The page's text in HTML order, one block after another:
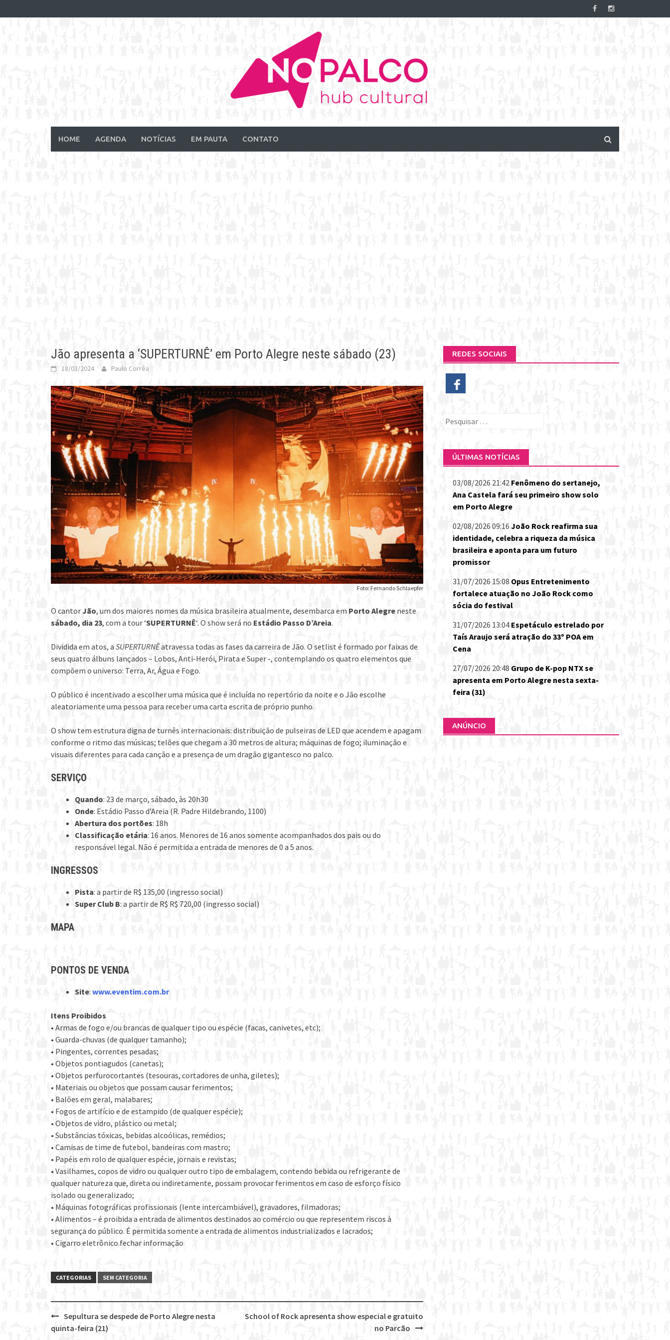
to
HOME AGENDA NOTÍCIAS EM PAUTA CONTATO
Jão apresenta a ‘SUPERTURNÊ’ em Porto Alegre neste sábado (23)
18/03/2024 Paulo Corrêa
Foto: Fernando Schlaepfer
O cantorJão, um dos maiores nomes da música brasileira atualmente, desembarca em Porto Alegre neste
sábado, dia 23, com a tour ‘SUPERTURNÊ‘. O show será no Estádio Passo D’Areia.
Dividida em atos, aSUPERTURNÊatravessa todas as fases da carreira de Jão. O setlist é formado por faixas de
seus quatro álbuns lançados – Lobos, Anti-Herói, Pirata e Super -, contemplando os quatro elementos que
compõem o universo: Terra, Ar, Água e Fogo.
O público é incentivado a escolher uma música que é incluída no repertório da noite e o Jão escolhe
aleatoriamente uma pessoa para receber uma carta escrita de próprio punho.
O show tem estrutura digna de turnês internacionais: distribuição de pulseiras de LED que acendem e apagam
conforme o ritmo das músicas; telões que chegam a 30 metros de altura; máquinas de fogo; iluminação e
visuais diferentes para cada canção e a presença de um dragão gigantesco no palco.
SERVIÇO
Quando: 23 de março, sábado, às 20h30
Onde: Estádio Passo d’Areia (R. Padre Hildebrando, 1100)
Abertura dos portões: 18h
Classificação etária: 16 anos. Menores de 16 anos somente acompanhados dos pais ou do
responsável legal. Não é permitida a entrada de menores de 0 a 5 anos.
INGRESSOS
Pista: a partir de R$ 135,00 (ingresso social)
Super Club B: a partir de R$ R$ 720,00 (ingresso social)
MAPA
PONTOS DE VENDA
Site: www.eventim.com.br
Itens Proibidos
• Armas de fogo e/ou brancas de qualquer tipo ou espécie (facas, canivetes, etc);
• Guarda-chuvas (de qualquer tamanho);
• Pingentes, correntes pesadas;
• Objetos pontiagudos (canetas);
• Objetos perfurocortantes (tesouras, cortadores de unha, giletes);
• Materiais ou objetos que possam causar ferimentos;
• Balões em geral, malabares;
• Fogos de artifício e de estampido (de qualquer espécie);
• Objetos de vidro, plástico ou metal;
• Substâncias tóxicas, bebidas alcoólicas, remédios;
• Camisas de time de futebol, bandeiras com mastro;
• Papéis em rolo de qualquer espécie, jornais e revistas;
• Vasilhames, copos de vidro ou qualquer outro tipo de embalagem, contendo bebida ou refrigerante de
qualquer natureza que, direta ou indiretamente, possam provocar ferimentos em caso de esforço físico
isolado ou generalizado;
• Máquinas fotográficas profissionais (lente intercambiável), gravadores, filmadoras;
• Alimentos – é proibida a entrada de alimentos destinados ao comércio ou que representem riscos à
segurança do público. É permitida somente a entrada de alimentos industrializados e lacrados;
• Cigarro eletrônico.fechar informação
CATEGORIAS SEM CATEGORIA
Post
School of Rock apresenta show especial e gratuito
no Parcão
Sepultura se despede de Porto Alegre nesta
quinta-feira (21)
REDES SOCIAIS
Pesquisar
ÚLTIMAS NOTÍCIAS
03/08/2026 21:42 Fenômeno do sertanejo,
Ana Castela fará seu primeiro show solo
em Porto Alegre
02/08/2026 09:16 João Rock reafirma sua
identidade, celebra a riqueza da música
brasileira e aponta para um futuro
promissor
31/07/2026 15:08 Opus Entretenimento
fortalece atuação no João Rock como
sócia do festival
31/07/2026 13:04 Espetáculo estrelado por
Taís Araujo será atração do 33º POA em
Cena
27/07/2026 20:48 Grupo de K-pop NTX se
apresenta em Porto Alegre nesta sexta-
feira (31)
ANÚNCIO